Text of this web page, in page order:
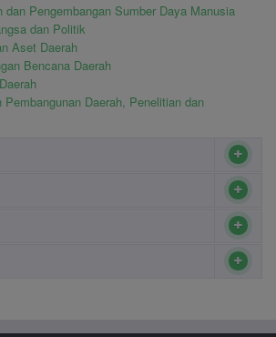
dan Pengembangan Sumber Daya Manusia
dan Politik
Aset Daerah
Bencana Daerah
Pembangunan Daerah, Penelitian dan